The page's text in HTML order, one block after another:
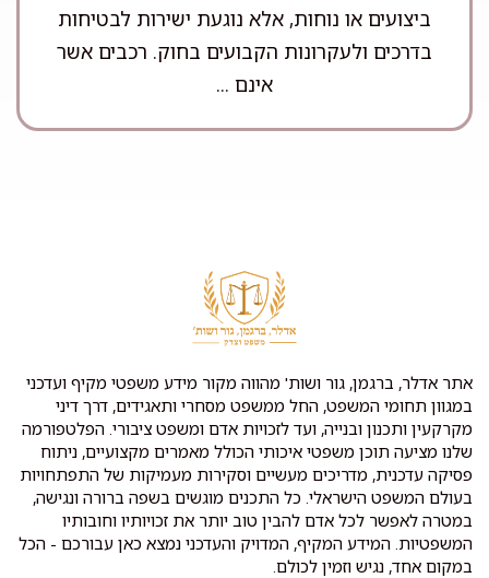
ביצועים או נוחות, אלא נוגעת ישירות לבטיחות
בדרכים ולעקרונות הקבועים בחוק. רכבים אשר
אינם ...
אתר אדלר, ברגמן, גור ושות' מהווה מקור מידע משפטי מקיף ועדכני
במגוון תחומי המשפט, החל ממשפט מסחרי ותאגידים, דרך דיני
מקרקעין ותכנון ובנייה, ועד לזכויות אדם ומשפט ציבורי. הפלטפורמה
שלנו מציעה תוכן משפטי איכותי הכולל מאמרים מקצועיים, ניתוח
פסיקה עדכנית, מדריכים מעשיים וסקירות מעמיקות של התפתחויות
בעולם המשפט הישראלי. כל התכנים מוגשים בשפה ברורה ונגישה,
במטרה לאפשר לכל אדם להבין טוב יותר את זכויותיו וחובותיו
המשפטיות. המידע המקיף, המדויק והעדכני נמצא כאן עבורכם - הכל
במקום אחד, נגיש וזמין לכולם.